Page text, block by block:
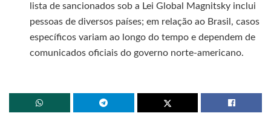
lista de sancionados sob a Lei Global Magnitsky inclui
pessoas de diversos países; em relação ao Brasil, casos
específicos variam ao longo do tempo e dependem de
comunicados oficiais do governo norte-americano.